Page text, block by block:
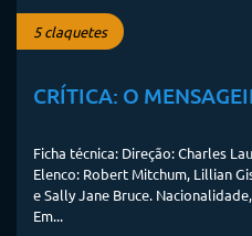
5 claquetes
CRÍTICA: O
Ficha técnica: Direção: Charles
Elenco: Robert Mitchum, Lillian
e Sally Jane Bruce.
Em...